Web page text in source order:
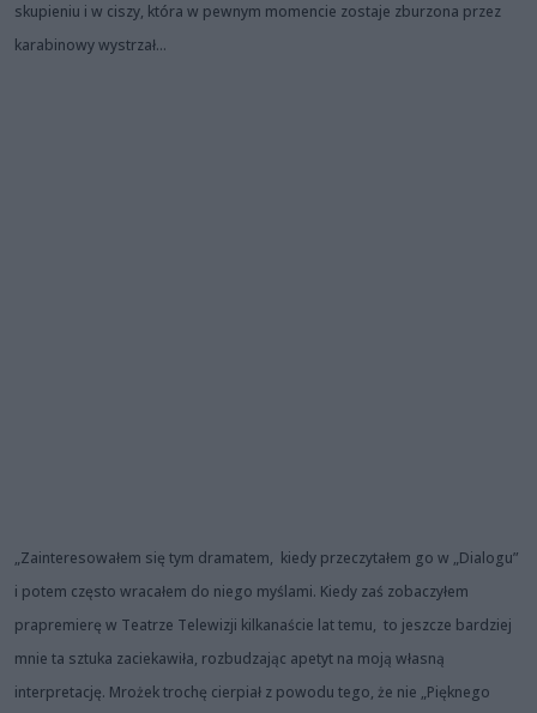
skupieniu i w ciszy, która w pewnym momencie zostaje zburzona przez
karabinowy wystrzał...
„Zainteresowałem się tym dramatem, kiedy przeczytałem go w „Dialogu”
i potem często wracałem do niego myślami. Kiedy zaś zobaczyłem
prapremierę w Teatrze Telewizji kilkanaście lat temu, to jeszcze bardziej
mnie ta sztuka zaciekawiła, rozbudzając apetyt na moją własną
interpretację. Mrożek trochę cierpiał z powodu tego, że nie „Pięknego